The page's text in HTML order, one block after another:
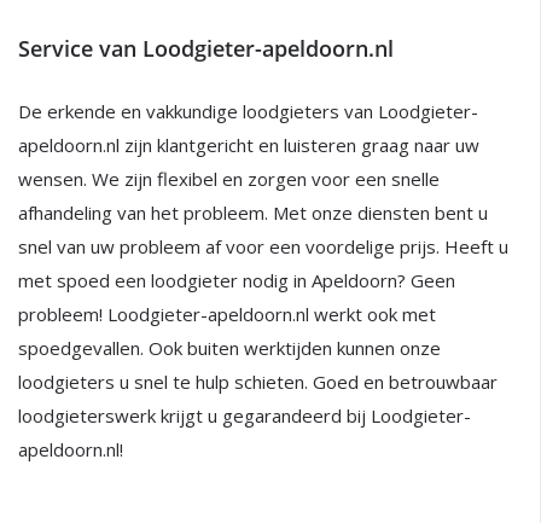
Service van Loodgieter-apeldoorn.nl
De erkende en vakkundige loodgieters van Loodgieter-
apeldoorn.nl zijn klantgericht en luisteren graag naar uw
wensen. We zijn flexibel en zorgen voor een snelle
afhandeling van het probleem. Met onze diensten bent u
snel van uw probleem af voor een voordelige prijs. Heeft u
met spoed een loodgieter nodig in Apeldoorn? Geen
probleem! Loodgieter-apeldoorn.nl werkt ook met
spoedgevallen. Ook buiten werktijden kunnen onze
loodgieters u snel te hulp schieten. Goed en betrouwbaar
loodgieterswerk krijgt u gegarandeerd bij Loodgieter-
apeldoorn.nl!